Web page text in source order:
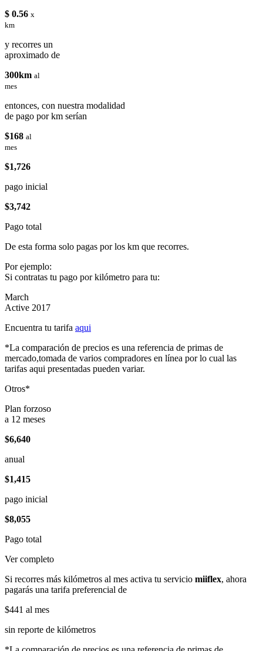
$ 0.56 x
km
y recorres un
aproximado de
300km al
mes
entonces, con nuestra modalidad
de pago por km serían
$168 al
mes
$1,726
pago inicial
$3,742
Pago total
De esta forma solo pagas por los km que recorres.
Por ejemplo:
Si contratas tu pago por kilómetro para tu:
March
Active 2017
Encuentra tu tarifa aqui
*La comparación de precios es una referencia de primas de
mercado,tomada de varios compradores en línea por lo cual las
tarifas aqui presentadas pueden variar.
Otros*
Plan forzoso
a 12 meses
$6,640
anual
$1,415
pago inicial
$8,055
Pago total
Ver completo
Si recorres más kilómetros al mes activa tu servicio miiflex, ahora
pagarás una tarifa preferencial de
$441 al mes
sin reporte de kilómetros